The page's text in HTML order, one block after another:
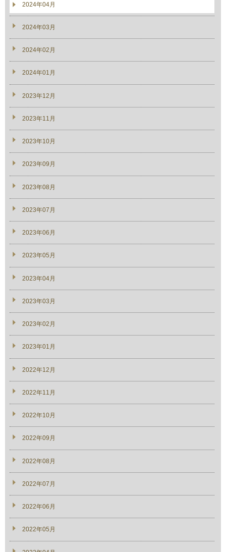
2024年04月
2024年03月
2024年02月
2024年01月
2023年12月
2023年11月
2023年10月
2023年09月
2023年08月
2023年07月
2023年06月
2023年05月
2023年04月
2023年03月
2023年02月
2023年01月
2022年12月
2022年11月
2022年10月
2022年09月
2022年08月
2022年07月
2022年06月
2022年05月